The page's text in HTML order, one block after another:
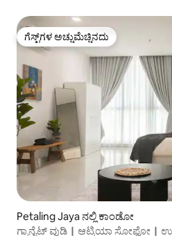
ಗೆಸ್ಟ್‌ಗಳ ಅಚ್ಚುಮೆಚ್ಚಿನದು
ಗೆಸ್ಟ್‌ಗಳ ಅಚ್ಚುಮೆಚ್ಚಿನದು
Petaling Jaya ನಲ್ಲಿ ಕಾಂಡೋ
ಗ್ರಾನೈಟ್ ವುಡಿ｜ಆಟ್ರಿಯಾ ಸೋಫೋ